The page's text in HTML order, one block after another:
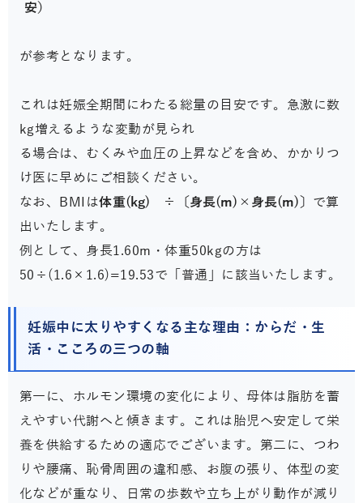
安）
が参考となります。
これは妊娠全期間にわたる総量の目安です。急激に数
kg増えるような変動が見られ
る場合は、むくみや血圧の上昇などを含め、かかりつ
け医に早めにご相談ください。
なお、BMIは体重(kg) ÷〔身長(m)×身長(m)〕 で算
出いたします。
例として、身長1.60m・体重50kgの方は
50÷(1.6×1.6)=19.53で「普通」に該当いたします。
妊娠中に太りやすくなる主な理由：からだ・生
活・こころの三つの軸
第一に、ホルモン環境の変化により、母体は脂肪を蓄
えやすい代謝へと傾きます。これは胎児へ安定して栄
養を供給するための適応でございます。第二に、つわ
りや腰痛、恥骨周囲の違和感、お腹の張り、体型の変
化などが重なり、日常の歩数や立ち上がり動作が減り